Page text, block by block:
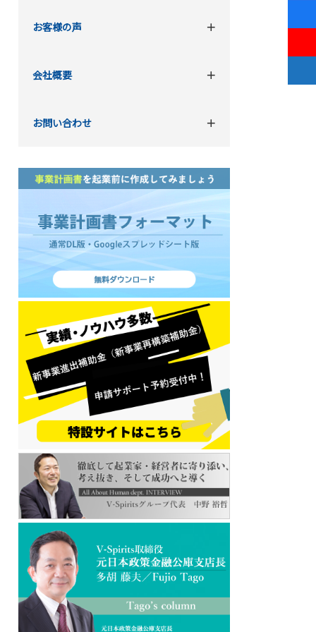
お客様の声
会社概要
お問い合わせ